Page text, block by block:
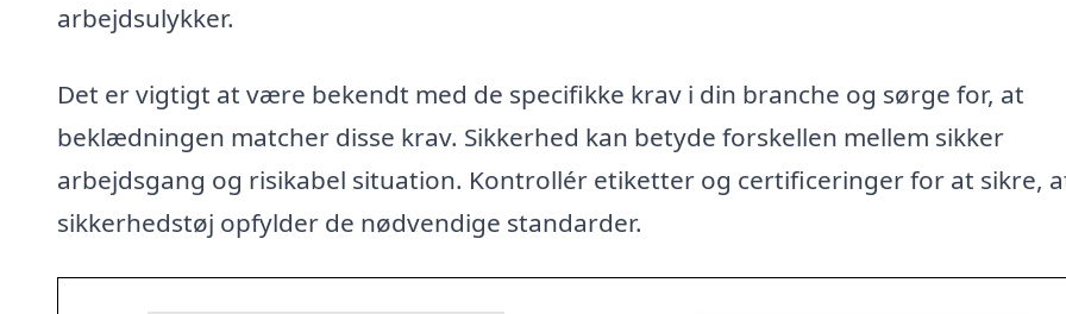
arbejdsulykker.
Det er vigtigt at være bekendt med de specifikke krav i din branche og sørge for, at
beklædningen matcher disse krav. Sikkerhed kan betyde forskellen mellem sikker
arbejdsgang og risikabel situation. Kontrollér etiketter og certificeringer for at sikre,
sikkerhedstøj opfylder de nødvendige standarder.